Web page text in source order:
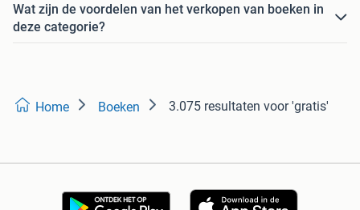
Wat zijn de voordelen van het verkopen van boeken in
deze categorie?
Home Boeken 3.075 resultaten voor 'gratis'